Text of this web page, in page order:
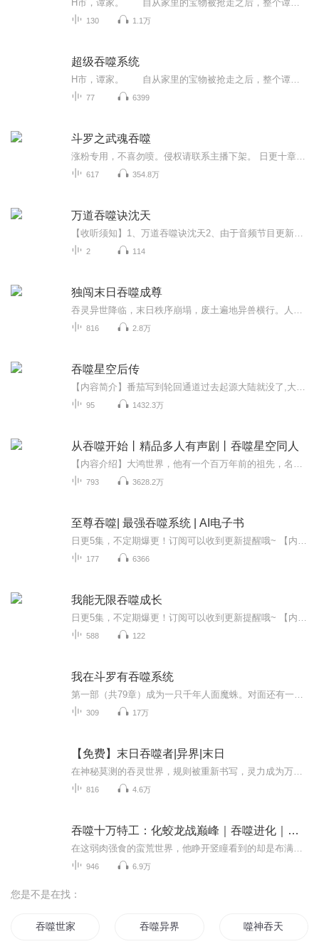
130 1.1万
超级吞噬系统
77 6399
斗罗之武魂吞噬
617 354.8万
万道吞噬诀沈天
2 114
独闯末日吞噬成尊
816 2.8万
吞噬星空后传
95 1432.3万
从吞噬开始丨精品多人有声剧丨吞噬星空同人
793 3628.2万
至尊吞噬| 最强吞噬系统 | AI电子书
177 6366
我能无限吞噬成长
588 122
我在斗罗有吞噬系统
309 17万
【免费】末日吞噬者|异界|末日
816 4.6万
吞噬十万特工：化蛟龙战巅峰｜吞噬进化｜变异狂潮
946 6.9万
您是不是在找：
吞噬世家 吞噬异界 噬神吞天